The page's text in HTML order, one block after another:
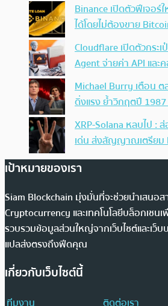
Binance เปิดตัวฟีเจอร์
ได้โดยไม่ต้องขาย
Cloudflare เปิดตัวกระเ
Agent จ่ายค่า API และ
Michael Burry เตือน
ดิ่งแรง ย้ำวิกฤตปี
XRP-Solana หลบไป :
เด่น ส่งสัญญาณเตรียม
เป้าหมายของเรา
Siam Blockchain มุ่งมั่นที่จะช่วยนำเสนอส
Cryptocurrency และเทคโนโลยีบล็อกเชน
รวบรวมข้อมูลส่วนใหญ่จากเว็บไซต์และเว็บ
แปลส่งตรงถึงฟีดคุณ
เกี่ยวกับเว็บไซต์นี้